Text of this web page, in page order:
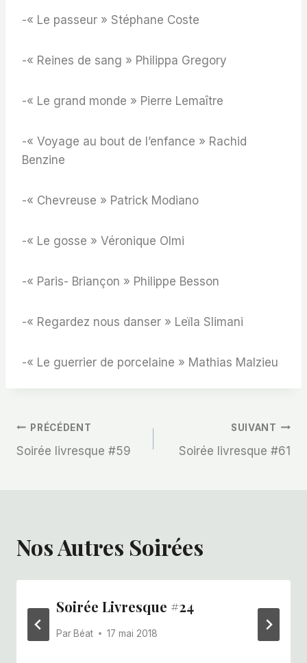
-« Le passeur » Stéphane Coste
-« Reines de sang » Philippa Gregory
-« Le grand monde » Pierre Lemaître
-« Voyage au bout de l’enfance » Rachid
Benzine
-« Chevreuse » Patrick Modiano
-« Le gosse » Véronique Olmi
-« Paris- Briançon » Philippe Besson
-« Regardez nous danser » Leïla Slimani
-« Le guerrier de porcelaine » Mathias Malzieu
Navigation
PRÉCÉDENT
Soirée livresque #59
SUIVANT
Soirée livresque #61
Nos Autres Soirées
Soirée Livresque #24
Par Béat 17 mai 2018